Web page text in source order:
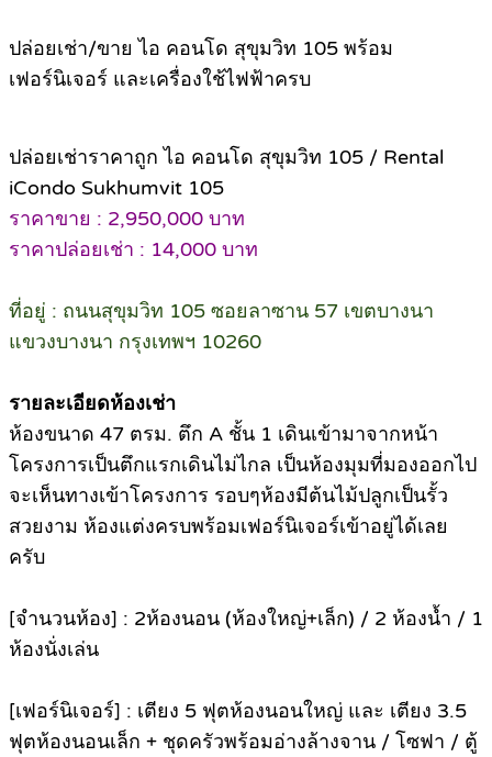
ปล่อยเช่า/ขาย ไอ คอนโด สุขุมวิท 105 พร้อม
เฟอร์นิเจอร์ และเครื่องใช้ไฟฟ้าครบ
ปล่อยเช่าราคาถูก ไอ คอนโด สุขุมวิท 105 / Rental
iCondo Sukhumvit 105
ราคาขาย : 2,950,000 บาท
ราคาปล่อยเช่า : 14,000 บาท
ที่อยู่ : ถนนสุขุมวิท 105 ซอยลาซาน 57 เขตบางนา
แขวงบางนา กรุงเทพฯ 10260
รายละเอียดห้องเช่า
ห้องขนาด 47 ตรม. ตึก A ชั้น 1 เดินเข้ามาจากหน้า
โครงการเป็นตึกแรกเดินไม่ไกล เป็นห้องมุมที่มองออกไป
จะเห็นทางเข้าโครงการ รอบๆห้องมีต้นไม้ปลูกเป็นรั้ว
สวยงาม ห้องแต่งครบพร้อมเฟอร์นิเจอร์เข้าอยู่ได้เลย
ครับ
[จำนวนห้อง] : 2ห้องนอน (ห้องใหญ่+เล็ก) / 2 ห้องน้ำ / 1
ห้องนั่งเล่น
[เฟอร์นิเจอร์] : เตียง 5 ฟุตห้องนอนใหญ่ และ เตียง 3.5
ฟุตห้องนอนเล็ก + ชุดครัวพร้อมอ่างล้างจาน / โซฟา / ตู้